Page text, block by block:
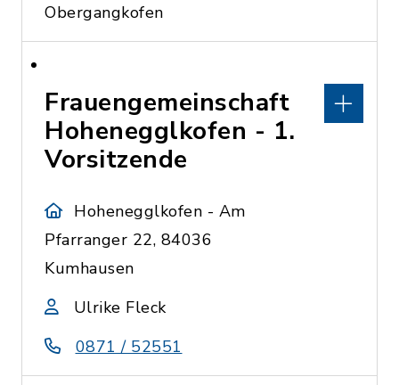
Obergangkofen
Frauengemeinschaft
Hohenegglkofen - 1.
Vorsitzende
Hohenegglkofen - Am
Pfarranger 22, 84036
Kumhausen
Ulrike Fleck
0871 / 52551